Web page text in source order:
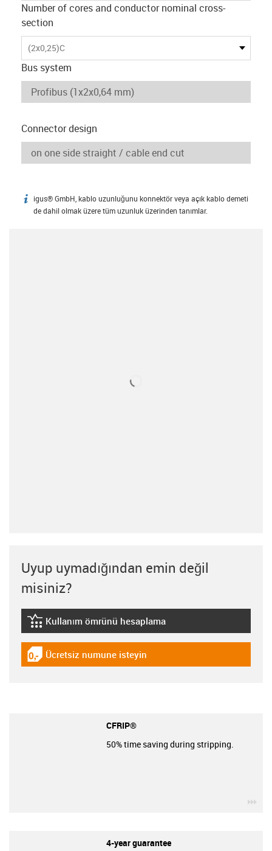
Number of cores and conductor nominal cross-
section
(2x0,25)C
Bus system
Connector design
igus-icon-info
igus® GmbH, kablo uzunluğunu konnektör veya açık kablo demeti
de dahil olmak üzere tüm uzunluk üzerinden tanımlar.
Uyup uymadığından emin değil
misiniz?
igus-icon-lebensdauerrechner
Kullanım ömrünü hesaplama
igus-icon-gratismuster
Ücretsiz numune isteyin
CFRIP®
50% time saving during stripping.
4-year guarantee